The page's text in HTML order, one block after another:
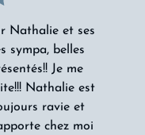
Nathalie et ses
sympa, belles
Je me
Nathalie est
ravie et
chez moi